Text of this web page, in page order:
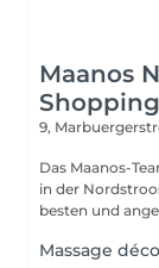
Maanos
9,
Das Maanos-
in der
besten und
Massage